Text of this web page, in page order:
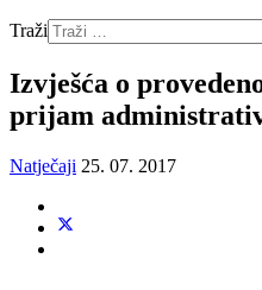
Traži
Izvješća o
prijam
Natječaji 25. 07. 2017